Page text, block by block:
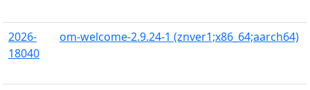
2026-
18040
om-welcome-2.9.24-1 (znver1;x86_64;aarch64)